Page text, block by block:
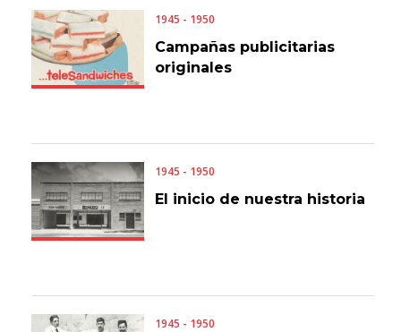
1945 - 1950
Campañas publicitarias
originales
1945 - 1950
El inicio de nuestra historia
1945 - 1950